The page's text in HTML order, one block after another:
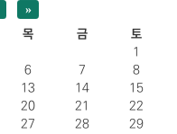
»
목 금
토
1
6 7
8
13 14
15
20 21
22
27 28
29